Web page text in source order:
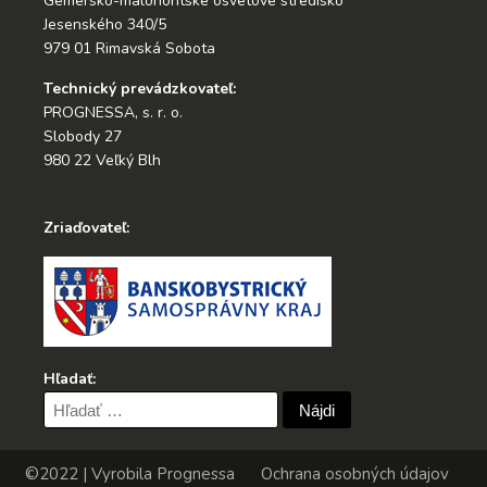
Jesenského 340/5
979 01 Rimavská Sobota
Technický prevádzkovateľ:
PROGNESSA, s. r. o.
Slobody 27
980 22 Veľký Blh
Zriaďovateľ:
Hľadať:
Hľadať:
©2022 | Vyrobila Prognessa
Ochrana osobných údajov